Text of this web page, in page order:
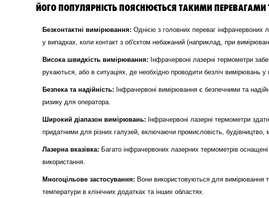
ЙОГО ПОПУЛЯРНІСТЬ ПОЯСНЮЄТЬСЯ ТАКИМИ
Безконтактні вимірювання: Однією з головних переваг інфрачервоних
у випадках, коли контакт з об'єктом небажаний (наприклад, при
Висока швидкість вимірювання: Інфрачервоні лазерні термометри
рухаються, або в ситуаціях, де необхідно проводити безліч вимірювань у
Безпека та надійність: Інфрачервоні вимірювання є безпечними та
ризику для оператора.
Широкий діапазон вимірювань: Інфрачервоні лазерні термометри
придатними для різних галузей, включаючи промисловість, будівництво,
Лазерна вказівка: Багато інфрачервоних лазерних термометрів
використання.
Многоцільове застосування: Вони використовуються для вимірювання
температури в клінічних додатках та інших областях.